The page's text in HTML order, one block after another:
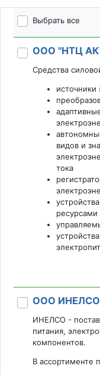
Выбрать все
ООО "НТЦ
Средства
источники
видов и
тока
ресурсами
ООО ИНЕЛСО
ИНЕЛСО -
питания,
компонентов.
В ассортименте